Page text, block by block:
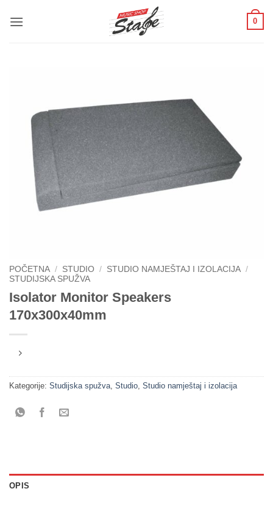
0
POČETNA / STUDIO / STUDIO NAMJEŠTAJ I IZOLACIJA /
STUDIJSKA SPUŽVA
Isolator Monitor Speakers
170x300x40mm
Kategorije: Studijska spužva Studio Studio namještaj i izolacija
OPIS